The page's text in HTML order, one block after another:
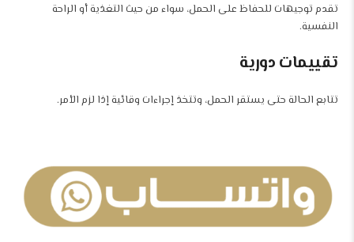
تقدم توجيهات للحفاظ على الحمل، سواء من حيث التغذية أو الراحة
النفسية.
تقييمات دورية
تتابع الحالة حتى يستقر الحمل، وتتخذ إجراءات وقائية إذا لزم الأمر.